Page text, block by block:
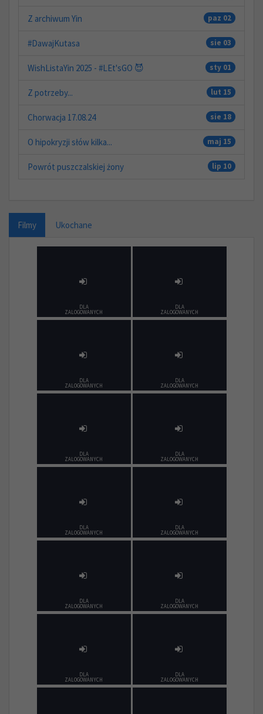
paz 02
Z archiwum Yin
sie 03
#DawajKutasa
sty 01
WishListaYin 2025 - #LEt'sGO 😈
lut 15
Z potrzeby...
sie 18
Chorwacja 17.08.24
maj 15
O hipokryzji słów kilka...
lip 10
Powrót puszczalskiej żony
Filmy Ukochane
DLA
ZALOGOWANYCH
DLA
ZALOGOWANYCH
DLA
ZALOGOWANYCH
DLA
ZALOGOWANYCH
DLA
ZALOGOWANYCH
DLA
ZALOGOWANYCH
DLA
ZALOGOWANYCH
DLA
ZALOGOWANYCH
DLA
ZALOGOWANYCH
DLA
ZALOGOWANYCH
DLA
ZALOGOWANYCH
DLA
ZALOGOWANYCH